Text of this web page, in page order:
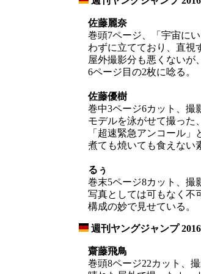
佐藤麗奈
巻頭7ページ、「宇宙に
わずに立てており、直視
屋外撮影分も悪くないが
6ページ目の2枚に唸る。
佐藤優樹
巻中3ページ6カット、撮
モデルを泳がせて撮った
「超速緊急アンコール
煮ても焼いても食えない
るぅ
巻末5ページ8カット、撮
写真としては可もなく不
構成の妙で見せている。
週刊ヤングジャンプ
齋藤飛鳥
巻頭8ページ22カット、